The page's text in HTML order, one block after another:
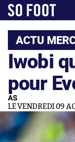
ACTU
Iwobi
pour
AS
LE VENDREDI 09